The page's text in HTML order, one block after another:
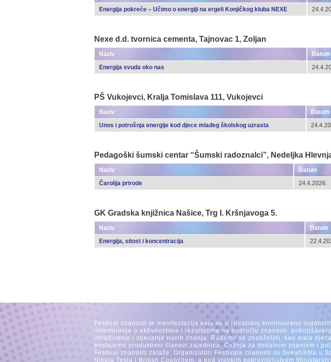
Energija pokreće – Učimo o energiji na ergeli Konjičkog kluba NEXE
Nexe d.d. tvornica cementa, Tajnovac 1, Zoljan
Naziv Datum
Energija svuda oko nas
PŠ Vukojevci, Kralja Tomislava 111, Vukojevci
Naziv Datum
Unos i potrošnja energije kod djece mlađeg školskog uzrasta
Pedagoški šumski centar “Šumski radoznalci”, Nedeljka
Naziv Datum
Čarolija prirode
24.4.2026.
GK Gradska knjižnica Našice, Trg I. Kršnjavoga 5.
Naziv Datum
Energija, sitost i koncentracija
Festival znanosti je manifestacija koja se u Hrvatskoj kontinuirano
informiranje o aktivnostima i rezultatima na području znanosti,
istraživanje i stjecanje novih znanja. Rađamo se znatiželjni, kao mala
postajemo produktivni članovi zajednica. Čežnja za dodatnim znanjem i
Festival znanosti zalaže. Organizatori Festivala znanosti su Sveučilišta u
Nikola Tesla i British Councilom, a pod visokim pokroviteljstvom